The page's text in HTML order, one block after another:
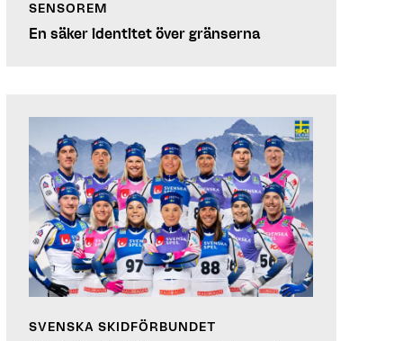
SENSOREM
En säker identitet över gränserna
SVENSKA SKIDFÖRBUNDET